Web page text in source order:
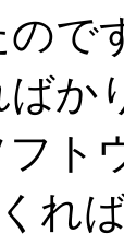
ので
か
ト
れ